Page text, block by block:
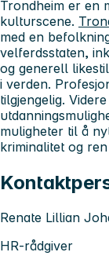
Trondheim er en
kulturscene.
med en
velferdsstaten,
og generell
i verden.
tilgjengelig.
muligheter til å
kriminalitet og
Renate Lillian
HR-rådgiver